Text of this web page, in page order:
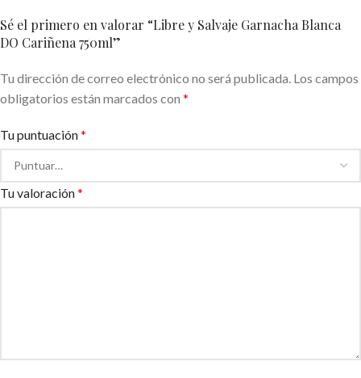
Sé el primero en valorar “Libre y Salvaje Garnacha Blanca
DO Cariñena 750ml”
Tu dirección de correo electrónico no será publicada. Los campos
obligatorios están marcados con *
Tu puntuación*
Tu valoración*